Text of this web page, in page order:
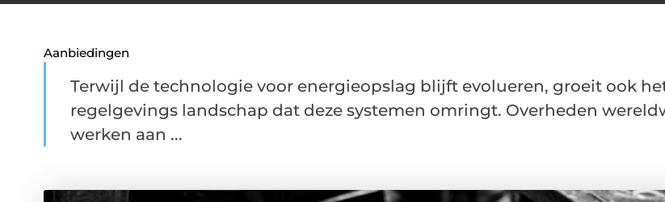
Aanbiedingen
Terwijl de technologie voor energieopslag blijft evolueren, groeit ook
regelgevings landschap dat deze systemen omringt. Overheden
werken aan ...